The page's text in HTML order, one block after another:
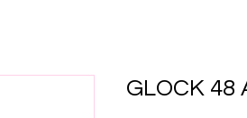
GLOCK 48